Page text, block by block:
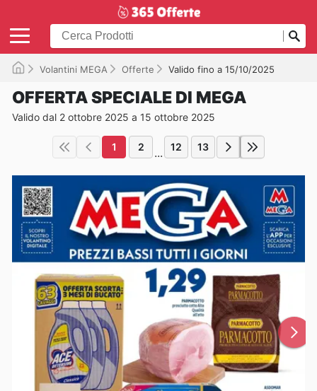
Volantini MEGA Offerte Valido fino a 15/10/2025
OFFERTA SPECIALE DI MEGA
Valido dal 2 ottobre 2025 a 15 ottobre 2025
1 2 ... 12 13